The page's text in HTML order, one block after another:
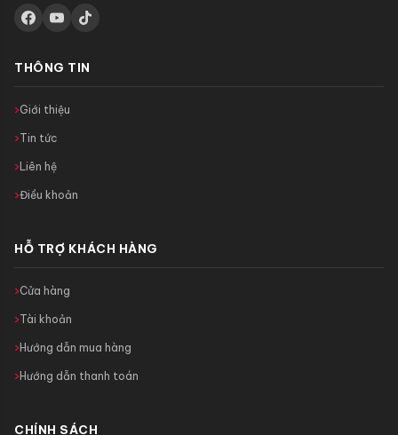
THÔNG TIN
Giới thiệu
Tin tức
Liên hệ
Điều khoản
HỖ TRỢ KHÁCH HÀNG
Cửa hàng
Tài khoản
Hướng dẫn mua hàng
Hướng dẫn thanh toán
CHÍNH SÁCH